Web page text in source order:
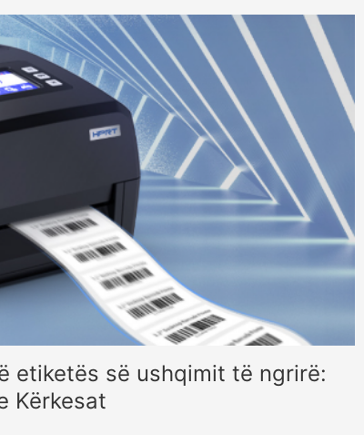
etiketës së ushqimit të ngrirë:
Kërkesat